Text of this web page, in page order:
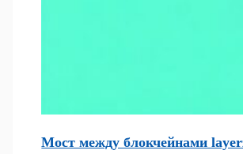
Мост между блокчейнами